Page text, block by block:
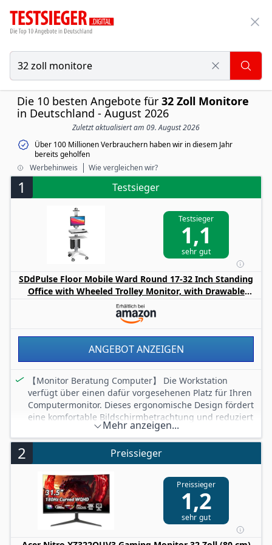
Die 10 besten Angebote für 32 Zoll Monitore
in Deutschland - August 2026
Zuletzt aktualisiert am 09. August 2026
Über 100 Millionen Verbrauchern haben wir in diesem Jahr
bereits geholfen
Werbehinweis
Wie vergleichen wir?
1 Testsieger
Testsieger
1,1
sehr gut
SDdPulse Floor Mobile Ward Round 17-32 Inch Standing
Office with Wheeled Trolley Monitor, with Drawable
Keyboard Shelf and Liftable Tray, Suitable for Hospitals,
ANGEBOT ANZEIGEN
【Monitor Beratung Computer】 Die Workstation
verfügt über einen dafür vorgesehenen Platz für Ihren
Computermonitor. Dieses ergonomische Design fördert
eine komfortable Bildschirmbetrachtung und reduziert
die Belastung von Nacken und Augen bei längeren
Arbeitssitzungen.
【Stehender Bürowagen mit Rädern】Unser
Arbeitsplatz ist mit stabilen und leichtlaufenden
Rädern ausgestattet, sodass Sie Ihren Arbeitsplatz
mühelos in Ihrem Büro oder Zuhause bewegen
können. Diese Mobilität stellt sicher, dass Sie sich an
verschiedene Umgebungen anpassen und Ihre
Produktivität maximieren können.
Mehr anzeigen...
2 Preissieger
Preissieger
1,2
sehr gut